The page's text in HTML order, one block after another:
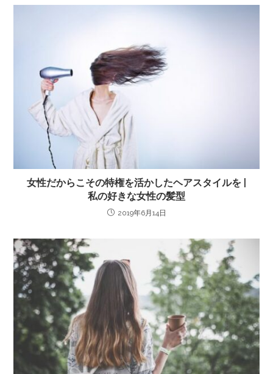
女性だからこその特権を活かしたヘアスタイルを |
私の好きな女性の髪型
2019年6月14日